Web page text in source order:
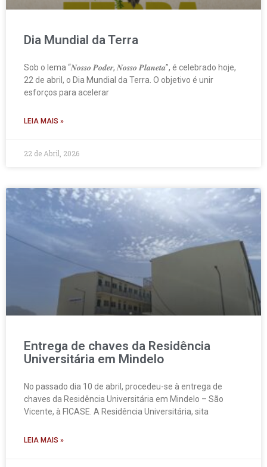
Dia Mundial da Terra
Sob o lema “𝑵𝒐𝒔𝒔𝒐 𝑷𝒐𝒅𝒆𝒓, 𝑵𝒐𝒔𝒔𝒐 𝑷𝒍𝒂𝒏𝒆𝒕𝒂”, é celebrado hoje,
22 de abril, o Dia Mundial da Terra. O objetivo é unir
esforços para acelerar
LEIA MAIS »
22 de Abril, 2026
Entrega de chaves da Residência
Universitária em Mindelo
No passado dia 10 de abril, procedeu-se à entrega de
chaves da Residência Universitária em Mindelo – São
Vicente, à FICASE. A Residência Universitária, sita
LEIA MAIS »